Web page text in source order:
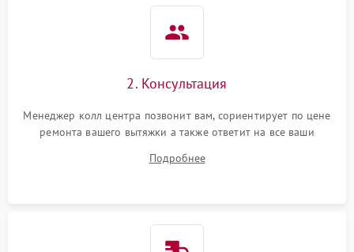
2. Консультация
Менеджер колл центра позвонит вам, сориентирует по цене
ремонта вашего вытяжки а также ответит на все ваши
Подробнее